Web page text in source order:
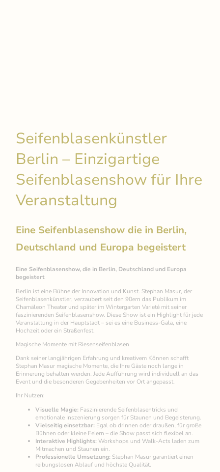
Seifenblasenkünstler
Berlin – Einzigartige
Seifenblasenshow für Ihre
Veranstaltung
Eine Seifenblasenshow die in Berlin,
Deutschland und Europa begeistert
Eine Seifenblasenshow, die in Berlin, Deutschland und Europa
begeistert
Berlin ist eine Bühne der Innovation und Kunst. Stephan Masur, der
Seifenblasenkünstler, verzaubert seit den 90ern das Publikum im
Chamäleon Theater und später im Wintergarten Varieté mit seiner
faszinierenden Seifenblasenshow. Diese Show ist ein Highlight für jede
Veranstaltung in der Hauptstadt – sei es eine Business-Gala, eine
Hochzeit oder ein Straßenfest.
Magische Momente mit Riesenseifenblasen
Dank seiner langjährigen Erfahrung und kreativem Können schafft
Stephan Masur magische Momente, die Ihre Gäste noch lange in
Erinnerung behalten werden. Jede Aufführung wird individuell an das
Event und die besonderen Gegebenheiten vor Ort angepasst.
Ihr Nutzen:
Visuelle Magie: Faszinierende Seifenblasentricks und
emotionale Inszenierung sorgen für Staunen und Begeisterung.
Vielseitig einsetzbar: Egal ob drinnen oder draußen, für große
Bühnen oder kleine Feiern – die Show passt sich flexibel an.
Interaktive Highlights: Workshops und Walk-Acts laden zum
Mitmachen und Staunen ein.
Professionelle Umsetzung: Stephan Masur garantiert einen
reibungslosen Ablauf und höchste Qualität.